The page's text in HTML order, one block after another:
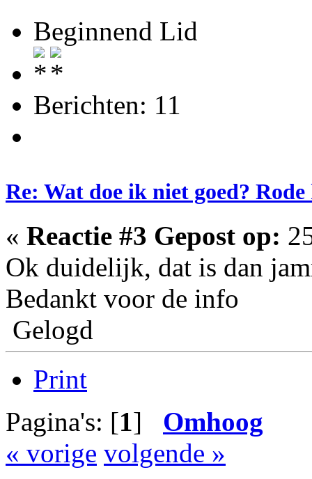
Beginnend Lid
Berichten: 11
Re: Wat doe ik niet goed?
« Reactie #3 Gepost op:
Ok duidelijk, dat is dan
Bedankt voor de info
Gelogd
Print
Pagina's: [1] Omhoog
« vorige volgende »